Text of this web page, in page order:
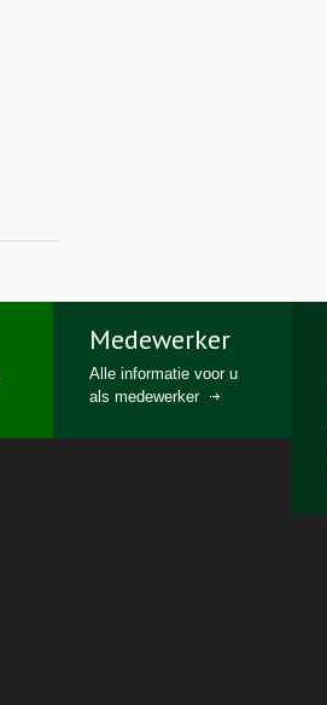
Medewerker
Alle informatie voor u
als medewerker